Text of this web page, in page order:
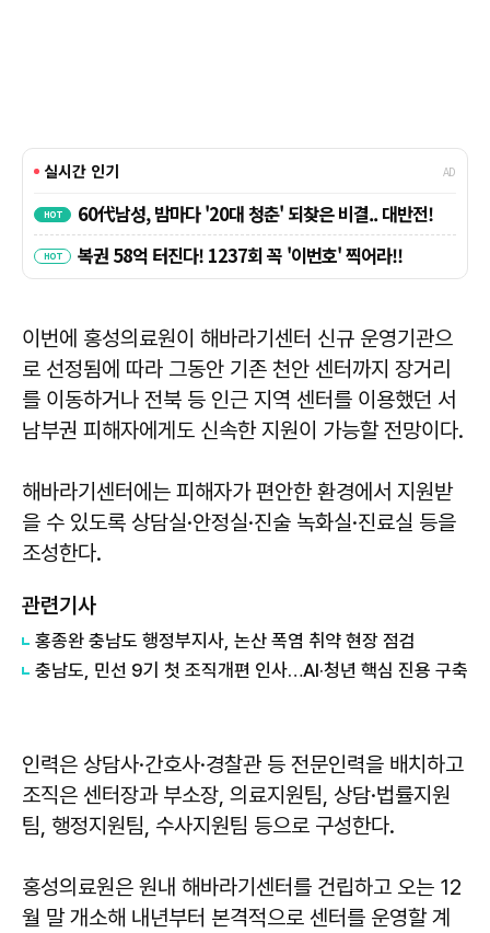
이번에 홍성의료원이 해바라기센터 신규 운영기관으
로 선정됨에 따라 그동안 기존 천안 센터까지 장거리
를 이동하거나 전북 등 인근 지역 센터를 이용했던 서
남부권 피해자에게도 신속한 지원이 가능할 전망이다.
해바라기센터에는 피해자가 편안한 환경에서 지원받
을 수 있도록 상담실·안정실·진술 녹화실·진료실 등을
조성한다.
관련기사
홍종완 충남도 행정부지사, 논산 폭염 취약 현장 점검
충남도, 민선 9기 첫 조직개편 인사…AI·청년 핵심 진용 구축
인력은 상담사·간호사·경찰관 등 전문인력을 배치하고
조직은 센터장과 부소장, 의료지원팀, 상담·법률지원
팀, 행정지원팀, 수사지원팀 등으로 구성한다.
홍성의료원은 원내 해바라기센터를 건립하고 오는 12
월 말 개소해 내년부터 본격적으로 센터를 운영할 계